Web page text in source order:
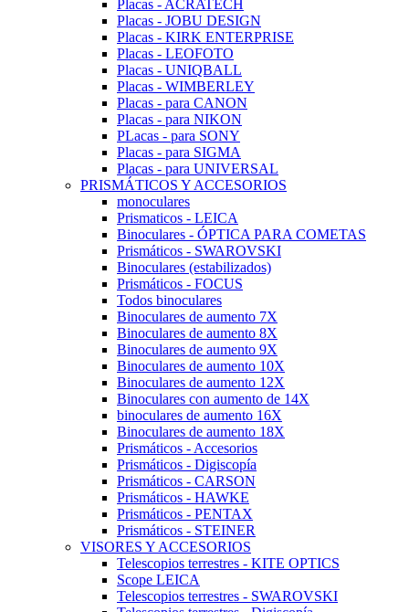
Placas - ACRATECH
Placas - JOBU DESIGN
Placas - KIRK ENTERPRISE
Placas - LEOFOTO
Placas - UNIQBALL
Placas - WIMBERLEY
Placas - para CANON
Placas - para NIKON
PLacas - para SONY
Placas - para SIGMA
Placas - para UNIVERSAL
PRISMÁTICOS Y ACCESORIOS
monoculares
Prismaticos - LEICA
Binoculares - ÓPTICA PARA COMETAS
Prismáticos - SWAROVSKI
Binoculares (estabilizados)
Prismáticos - FOCUS
Todos binoculares
Binoculares de aumento 7X
Binoculares de aumento 8X
Binoculares de aumento 9X
Binoculares de aumento 10X
Binoculares de aumento 12X
Binoculares con aumento de 14X
binoculares de aumento 16X
Binoculares de aumento 18X
Prismáticos - Accesorios
Prismáticos - Digiscopía
Prismáticos - CARSON
Prismáticos - HAWKE
Prismáticos - PENTAX
Prismáticos - STEINER
VISORES Y ACCESORIOS
Telescopios terrestres - KITE OPTICS
Scope LEICA
Telescopios terrestres - SWAROVSKI